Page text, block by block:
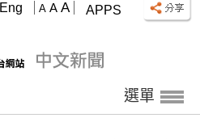
APPS
A A A
Eng
選單